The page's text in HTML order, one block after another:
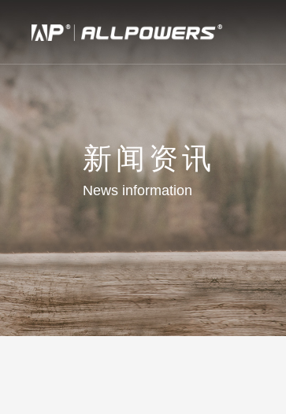
新闻资讯
News information